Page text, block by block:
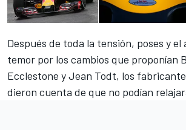
Después de toda la tensión, poses y el
temor por los cambios que proponían
Ecclestone y Jean Todt, los
dieron cuenta de que no podían